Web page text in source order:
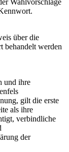
Wahlvorschläge
über die
behandelt werden
und ihre
gilt die erste
als ihre
verbindliche
der